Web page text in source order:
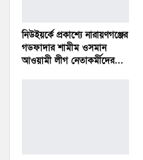
নিউইয়র্কে প্রকাশ্যে নারায়ণগঞ্জের
গডফাদার শামীম ওসমান
আওয়ামী লীগ নেতাকর্মীদের…